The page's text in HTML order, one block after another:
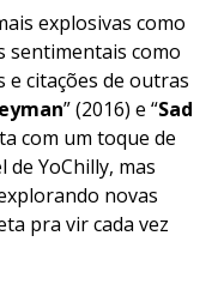
explosivas como
sentimentais como
e citações de outras
” (2016) e “Sad
com um toque de
YoChilly, mas
novas
pra vir cada vez